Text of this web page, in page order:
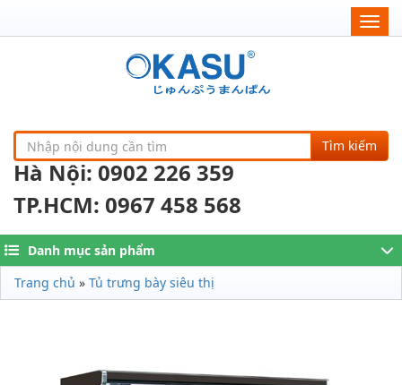
Tìm kiếm
Hà Nội: 0902 226 359
TP.HCM: 0967 458 568
Danh mục sản phẩm
Trang chủ » Tủ trưng bày siêu thị